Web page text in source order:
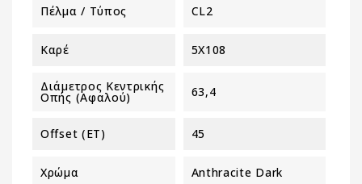
Πέλμα / Τύπος CL2
Καρέ 5X108
Διάμετρος Κεντρικής
Οπής (αφαλού) 63,4
Offset (ET) 45
Χρώμα Anthracite Dark